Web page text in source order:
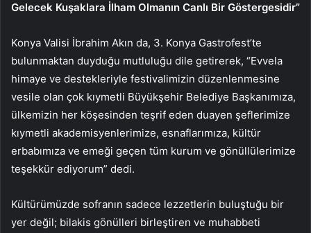
Gelecek Kuşaklara İlham Olmanın Canlı Bir Göstergesidir”
Konya Valisi İbrahim Akın da, 3. Konya Gastrofest’te
bulunmaktan duyduğu mutluluğu dile getirerek, “Evvela
himaye ve destekleriyle festivalimizin düzenlenmesine
vesile olan çok kıymetli Büyükşehir Belediye Başkanımıza,
ülkemizin her köşesinden teşrif eden duayen şeflerimize
kıymetli akademisyenlerimize, esnaflarımıza, kültür
erbabımıza ve emeği geçen tüm kurum ve gönüllülerimize
teşekkür ediyorum” dedi.
Kültürümüzde sofranın sadece lezzetlerin buluştuğu bir
yer değil; bilakis gönülleri birleştiren ve muhabbeti